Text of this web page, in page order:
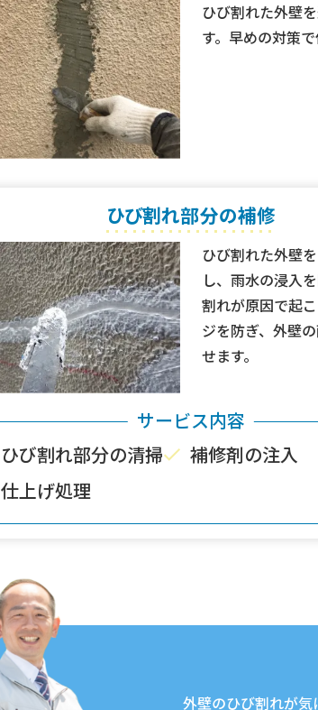
ひび割れた外壁
す。早めの対策
ひび割れ部分の補修
ひび割れた外壁
し、雨水の浸入
割れが原因で起
ジを防ぎ、外壁
せます。
サービス内容
ひび割れ部分の清掃
補修剤の注入
仕上げ処理
外壁のひび割れが気